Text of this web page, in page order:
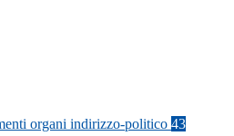
organi indirizzo-politico 43